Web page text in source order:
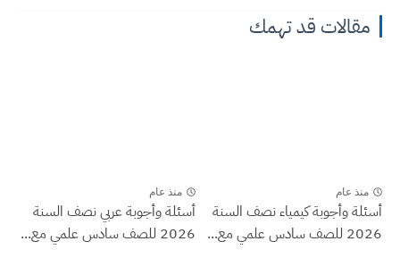
مقالات قد تهمك
منذ عام
أسئلة وأجوبة كيمياء نصف السنة
2026 للصف سادس علمي مع...
منذ عام
أسئلة وأجوبة عربي نصف السنة
2026 للصف سادس علمي مع...